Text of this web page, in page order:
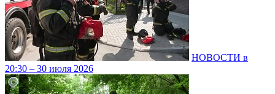
НОВОСТИ в
20:30 – 30 июля 2026